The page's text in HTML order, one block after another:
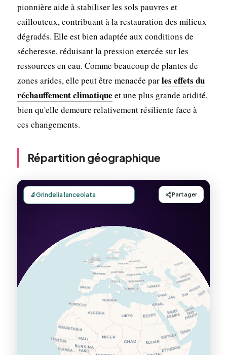
pionnière aide à stabiliser les sols pauvres et
caillouteux, contribuant à la restauration des milieux
dégradés. Elle est bien adaptée aux conditions de
sécheresse, réduisant la pression exercée sur les
ressources en eau. Comme beaucoup de plantes de
zones arides, elle peut être menacée parles effets du
réchauffement climatique et une plus grande aridité,
bien qu'elle demeure relativement résiliente face à
ces changements.
Répartition géographique